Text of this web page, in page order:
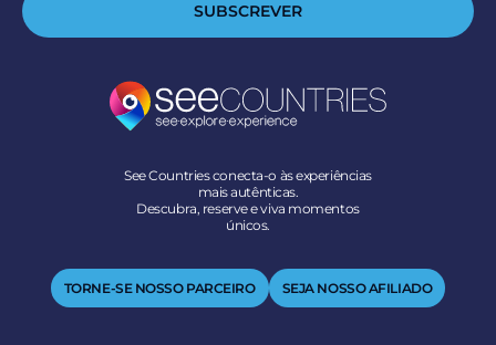
SUBSCREVER
See Countries conecta-o às experiências
mais autênticas.
Descubra, reserve e viva momentos
únicos.
TORNE-SE NOSSO PARCEIRO SEJA NOSSO AFILIADO